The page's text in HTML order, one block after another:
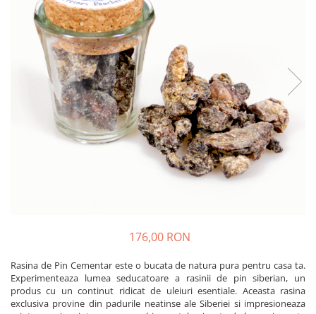
Produse pentru casa
Accesorii
Idei pentru casa
Prosoape bucatarie
176,00 RON
Rasina de Pin Cementar este o bucata de natura pura pentru casa ta.
Experimenteaza lumea seducatoare a rasinii de pin siberian, un
produs cu un continut ridicat de uleiuri esentiale. Aceasta rasina
exclusiva provine din padurile neatinse ale Siberiei si impresioneaza